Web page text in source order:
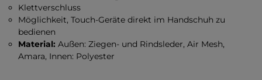
Klettverschluss
Möglichkeit, Touch-Geräte direkt im Handschuh zu
bedienen
Material: Außen: Ziegen- und Rindsleder, Air Mesh,
Amara, Innen: Polyester